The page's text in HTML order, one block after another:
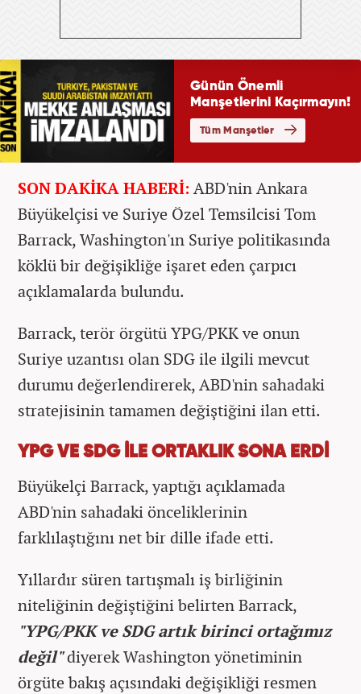
SON DAKİKA HABERİ: ABD'nin Ankara
Büyükelçisi ve Suriye Özel Temsilcisi Tom
Barrack, Washington'ın Suriye politikasında
köklü bir değişikliğe işaret eden çarpıcı
açıklamalarda bulundu.
Barrack, terör örgütü YPG/PKK ve onun
Suriye uzantısı olan SDG ile ilgili mevcut
durumu değerlendirerek, ABD'nin sahadaki
stratejisinin tamamen değiştiğini ilan etti.
YPG VE SDG İLE ORTAKLIK SONA ERDİ
Büyükelçi Barrack, yaptığı açıklamada
ABD'nin sahadaki önceliklerinin
farklılaştığını net bir dille ifade etti.
Yıllardır süren tartışmalı iş birliğinin
niteliğinin değiştiğini belirten Barrack,
"YPG/PKK ve SDG artık birinci ortağımız
değil"diyerek Washington yönetiminin
örgüte bakış açısındaki değişikliği resmen